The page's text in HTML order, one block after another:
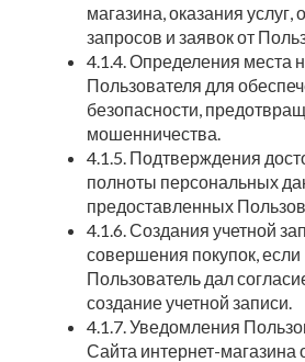
магазина, оказания услуг,
запросов и заявок от
4.1.4. Определения места
Пользователя для
безопасности,
мошенничества.
4.1.5. Подтверждения
полноты персональных
предоставленных
4.1.6. Создания учетной
совершения покупок, если
Пользователь дал
создание учетной записи.
4.1.7. Уведомления
Сайта интернет-магазина